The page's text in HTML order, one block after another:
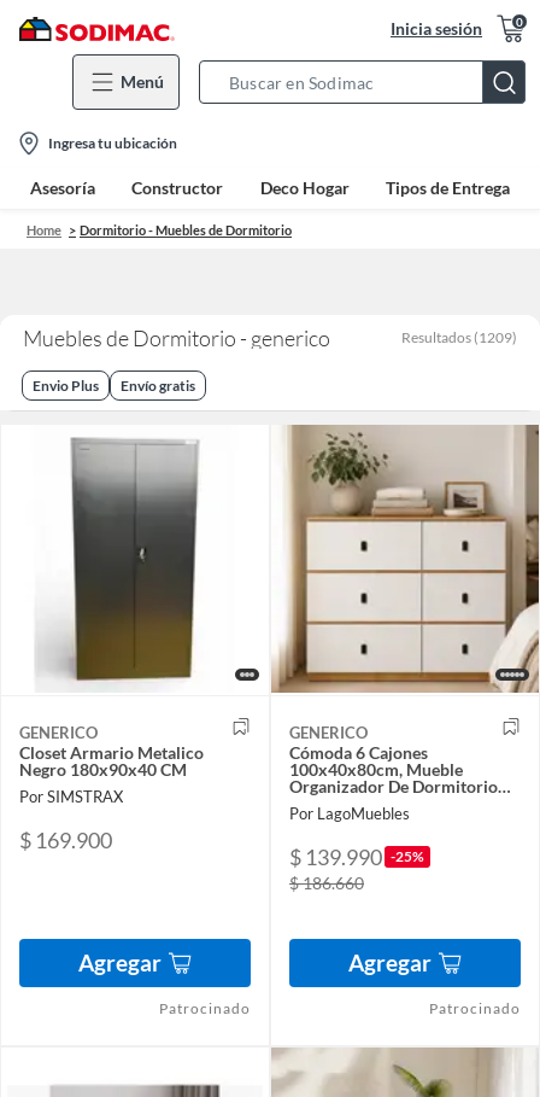
Inicia sesión 0
Menú
Bar
location-
icon
Ingresa tu ubicación
Asesoría Constructor Deco Hogar Tipos de Entrega
Home Dormitorio - Muebles de Dormitorio
Muebles de Dormitorio - generico Resultados (1209)
Envio Plus Envío gratis
GENERICO
Closet Armario Metalico
Negro 180x90x40 CM
Por SIMSTRAX
$ 169.900
Agregar
Patrocinado
GENERICO
Cómoda 6 Cajones
100x40x80cm, Mueble
Organizador De Dormitorio
Moderno Con Diseño
Asimétrico, Estilo Nórdico De
Por LagoMuebles
$ 139.990 -25%
$ 186.660
Agregar
Patrocinado